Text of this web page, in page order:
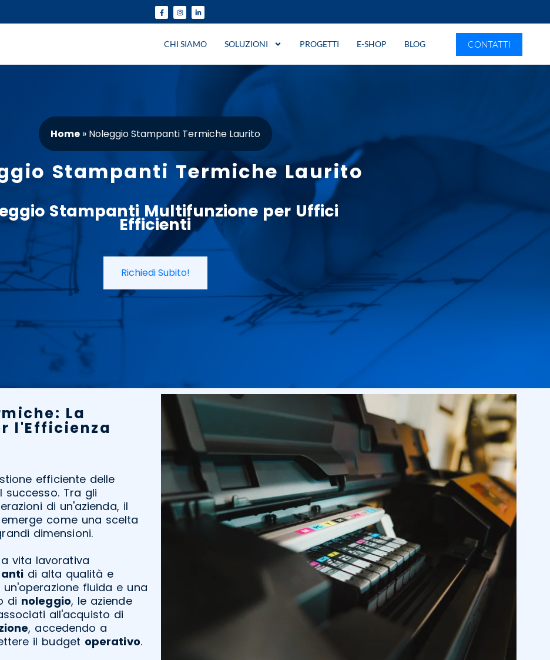
CHI SIAMO SOLUZIONI PROGETTI E-SHOP BLOG CONTATTI
Home» Noleggio Stampanti Termiche Laurito
Stampanti Termiche Laurito
Stampanti Multifunzione per Uffici
Efficienti
Richiedi Subito!
La
l'Efficienza
efficiente delle
Tra gli
di un'azienda, il
come una scelta
dimensioni.
vita lavorativa
di alta qualità e
fluida e una
di noleggio, le aziende
all'acquisto di
, accedendo a
il budget operativo.